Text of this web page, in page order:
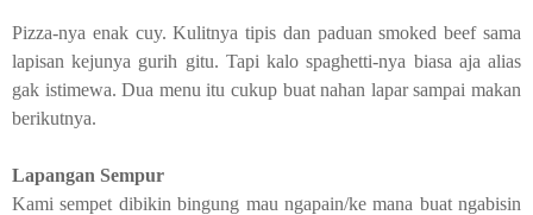
Pizza-nya enak cuy. Kulitnya tipis dan paduansmoked beefsama
lapisan kejunya gurih gitu. Tapi kalospaghetti-nya biasa aja alias
gak istimewa. Dua menu itu cukup buat nahan lapar sampai makan
berikutnya.
Lapangan Sempur
Kami sempet dibikin bingung mau ngapain/ke mana buat ngabisin